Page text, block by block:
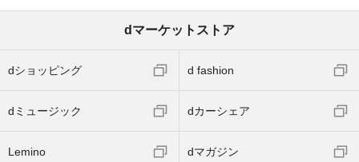
dマーケットストア
dショッピング d fashion
dミュージック dカーシェア
Lemino dマガジン